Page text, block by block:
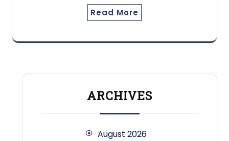
Read More
ARCHIVES
August 2026